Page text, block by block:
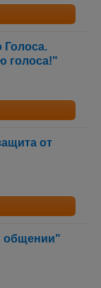
Голоса.
голоса!"
от
общении"